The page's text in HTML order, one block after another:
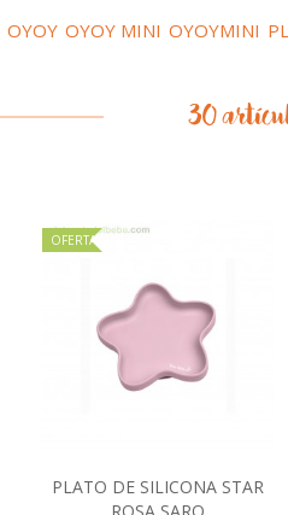
OYOY OYOY MINI OYOYMINI
30
OFERTA
Añadir al carrito
PLATO DE SILICONA STAR